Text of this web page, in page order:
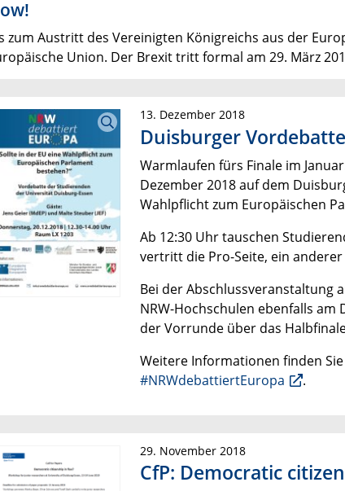
zum Austritt des Vereinigten Königreichs aus der
Union. Der Brexit tritt formal am 29. März
13. Dezember 2018
Duisburger Vordebatte
Warmlaufen fürs Finale im
Dezember 2018 auf dem
Wahlpflicht zum Europäischen
Ab 12:30 Uhr tauschen
vertritt die Pro-Seite, ein anderer
Bei der Abschlussveranstaltung
NRW-Hochschulen ebenfalls
der Vorrunde über das
Weitere Informationen finden Sie
#NRWdebattiertEuropa
.
29. November 2018
CfP: Democratic